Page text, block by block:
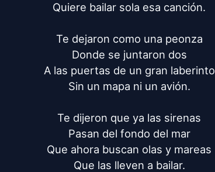
Quiere bailar sola esa canción.
Te dejaron como una peonza
Donde se juntaron dos
A las puertas de un gran laberinto
Sin un mapa ni un avión.
Te dijeron que ya las sirenas
Pasan del fondo del mar
Que ahora buscan olas y mareas
Que las lleven a bailar.